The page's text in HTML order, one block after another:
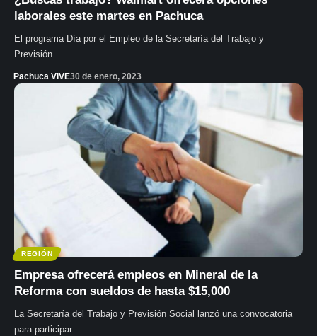
laborales este martes en Pachuca
El programa Día por el Empleo de la Secretaría del Trabajo y
Previsión…
Pachuca VIVE30 de enero, 2023
REGIÓN
Empresa ofrecerá empleos en Mineral de la
Reforma con sueldos de hasta $15,000
La Secretaría del Trabajo y Previsión Social lanzó una convocatoria
para participar…